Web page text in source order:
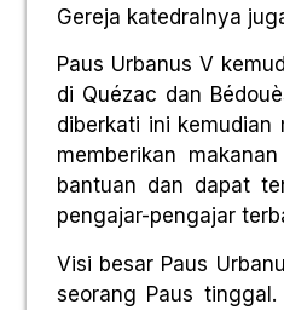
Gereja katedralnya
Paus Urbanus V
di Quézac dan
diberkati ini kemudian
memberikan
bantuan dan dapat
pengajar-pengajar
Visi besar Paus
seorang Paus